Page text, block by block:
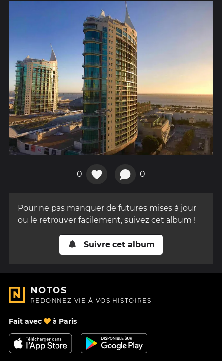
0 0
Pour ne pas manquer de futures mises à jour
ou le retrouver facilement, suivez cet album !
Suivre cet album
NOTOS
REDONNEZ VIE À VOS HISTOIRES
Fait avec à Paris